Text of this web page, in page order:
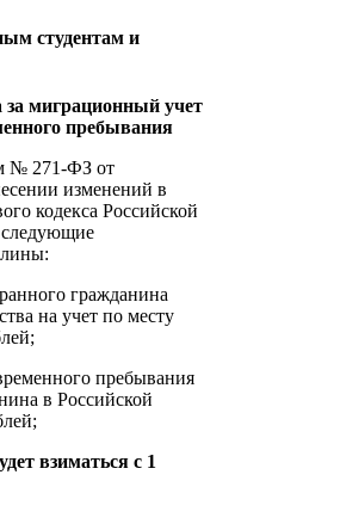
студентам и
миграционный учет
пребывания
№ 271-ФЗ от
изменений в
кодекса Российской
гражданина
на учет по месту
пребывания
в Российской
взиматься с 1